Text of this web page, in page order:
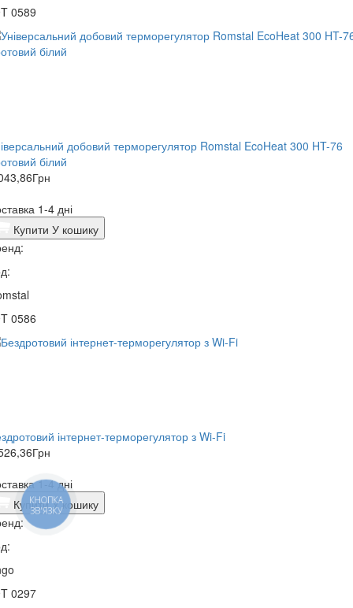
0589
добовий терморегулятор Romstal EcoHeat 300 HT-76
білий
Грн
1-4 дні
Купити У кошику
0586
інтернет-терморегулятор з Wi-Fi
Грн
1-4 дні
КупитиУ кошику
0297
КНОПКА
ЗВ'ЯЗКУ